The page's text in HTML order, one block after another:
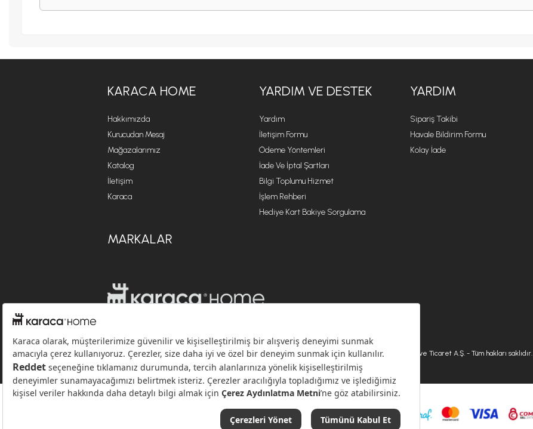
KARACA HOME
Hakkımızda
Kurucudan Mesaj
Mağazalarımız
Katalog
İletişim
Karaca
YARDIM VE DESTEK
Yardım
İletişim Formu
Ödeme Yöntemleri
İade Ve İptal Şartları
Bilgi Toplumu Hizmet
İşlem Rehberi
Hediye Kart Bakiye Sorgulama
YARDIM
Sipariş Takibi
Havale Bildirim Formu
Kolay İade
MARKALAR
© 2026 Karaca Home Collection Tekstil Sanayi ve Ticaret A.Ş. - Tüm hakları saklıdır.